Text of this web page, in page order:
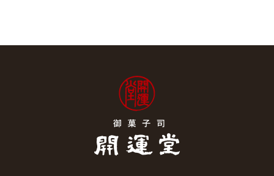
す。
※ログインには、会員登録時に入力したメールアドレスお
よびパスワードが必要になります。
会員のみなさまから提供された個人情報
当サイトを利用するにあたって、会員の住所、電話番号、
購入履歴などの大切な個人情報がネットサーバ上に登録さ
れますが、当社はその個人情報を適切かつ確実に管理する